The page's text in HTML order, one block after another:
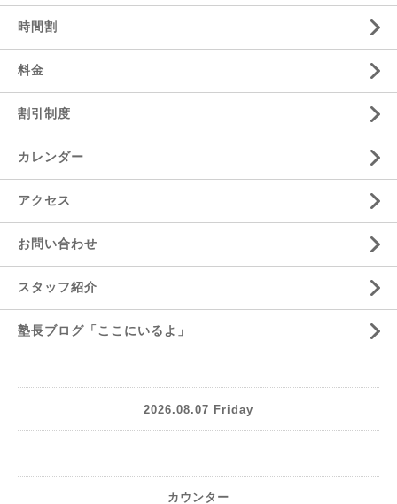
時間割
料金
割引制度
カレンダー
アクセス
お問い合わせ
スタッフ紹介
塾長ブログ「ここにいるよ」
2026.08.07 Friday
カウンター